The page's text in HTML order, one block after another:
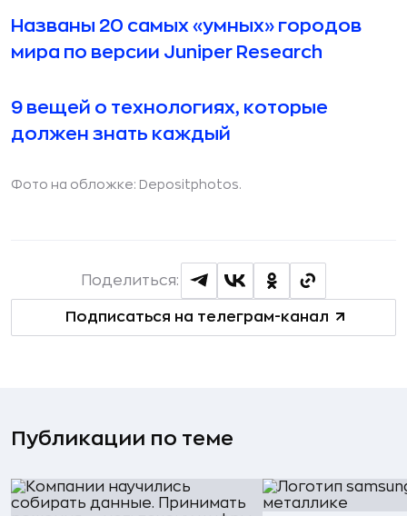
Названы 20 самых «умных» городов
мира по версии Juniper Research
9 вещей о технологиях, которые
должен знать каждый
Фото на обложке: Depositphotos.
Подписаться на телеграм-канал
Поделиться:
Публикации по теме